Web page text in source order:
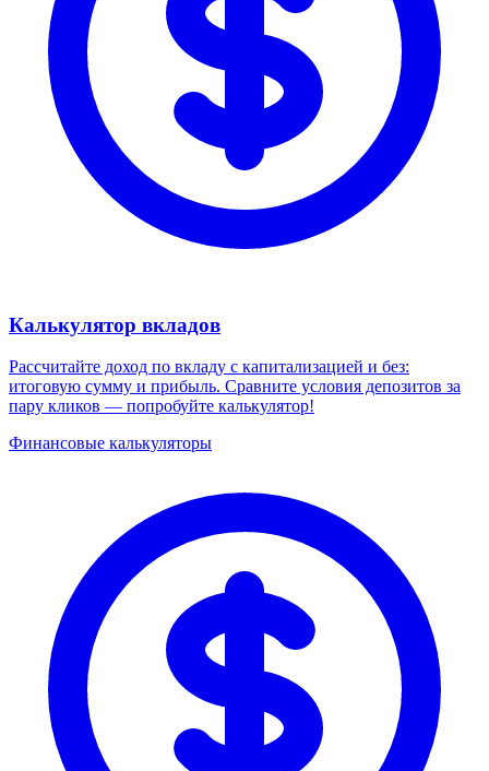
Калькулятор вкладов
Рассчитайте доход по вкладу с капитализацией и без:
итоговую сумму и прибыль. Сравните условия депозитов за
пару кликов — попробуйте калькулятор!
Финансовые калькуляторы